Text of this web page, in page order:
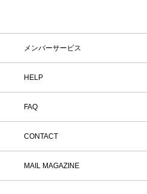
メンバーサービス
HELP
FAQ
CONTACT
MAIL MAGAZINE